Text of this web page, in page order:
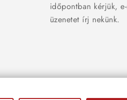
időpontban kérjük,
üzenetet írj nekünk.